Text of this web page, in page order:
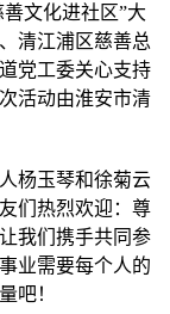
文化进社区”大
清江浦区慈善总
党工委关心支持
活动由淮安市清
杨玉琴和徐菊云
们热烈欢迎：尊
我们携手共同参
业需要每个人的
吧！